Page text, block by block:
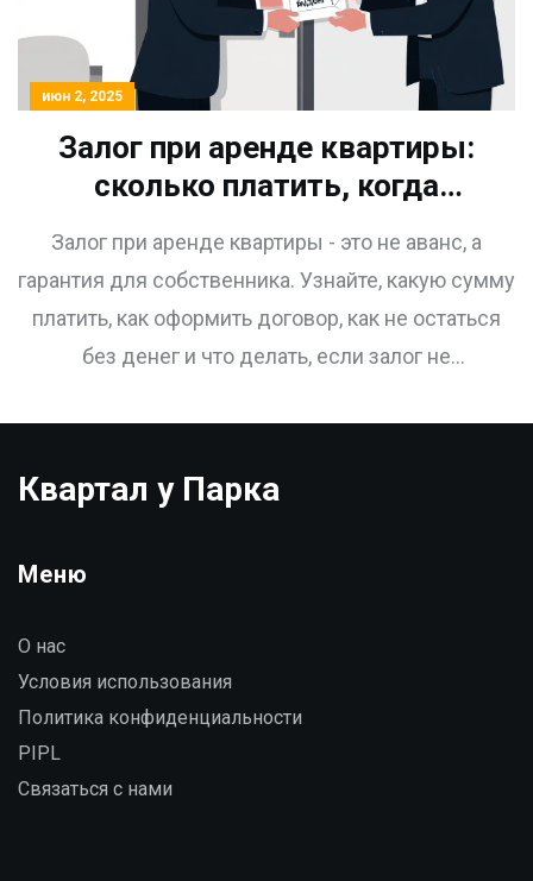
июн 2, 2025
Залог при аренде квартиры:
сколько платить, когда
денег
Залог при аренде квартиры - это не аванс, а
гарантия для собственника. Узнайте, какую сумму
платить, как оформить договор, как не остаться
без денег и что делать, если залог не
Квартал у Парка
Меню
О нас
Условия использования
Политика конфиденциальности
PIPL
Связаться с нами